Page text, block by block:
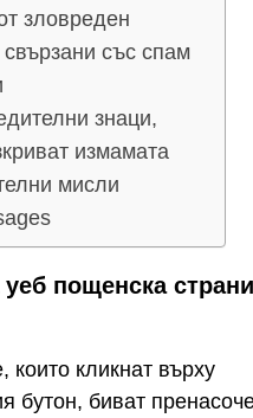
зловреден
със спам
знаци,
измамата
мисли
пощенска
които кликнат върху
бутон, биват